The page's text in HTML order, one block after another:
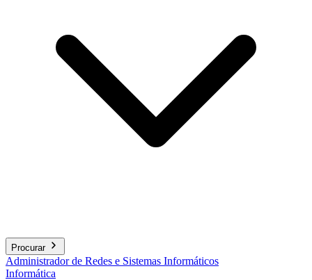
Procurar
Administrador de Redes e Sistemas Informáticos
Informática